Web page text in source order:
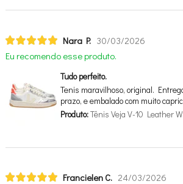
Nara P. 30/03/2026
Eu recomendo esse produto.
Tudo perfeito.
Tenis maravilhoso, original.
prazo, e embalado com muito
Produto:Tênis Veja V-10 Leather
Francielen C. 24/03/2026